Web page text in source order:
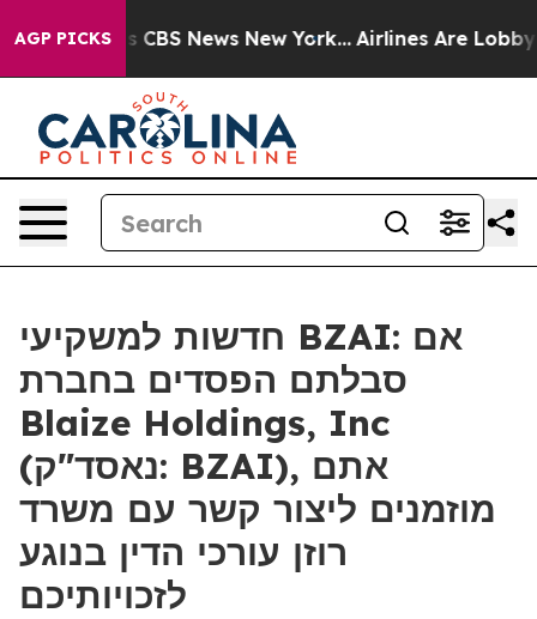
AGP PICKS
was CBS News New York... Airlines Are Lobbying
חדשות למשקיעי BZAI: אם
סבלתם הפסדים בחברת
Blaize Holdings, Inc
(נאסד"ק: BZAI), אתם
מוזמנים ליצור קשר עם משרד
רוזן עורכי הדין בנוגע
לזכויותיכם